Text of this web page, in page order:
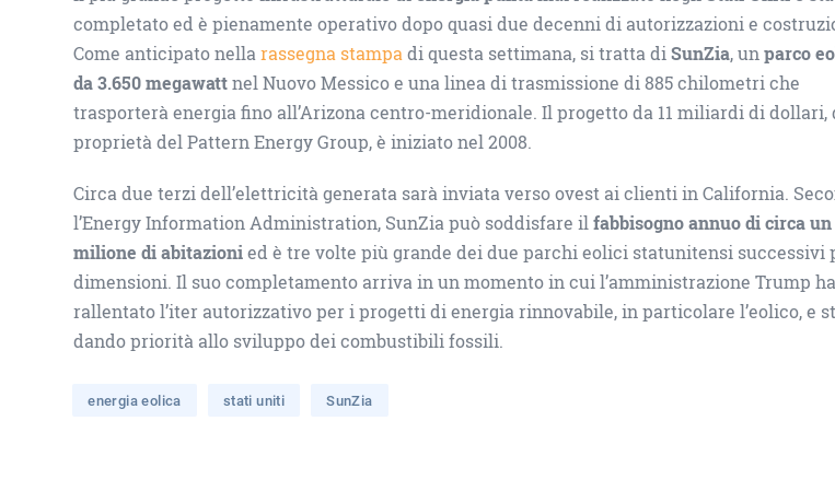
completato ed è pienamente operativo dopo quasi due decenni di autorizzazioni e
Come anticipato nellarassegna stampadi questa settimana, si tratta diSunZia, unparco
da 3.650 megawattnel Nuovo Messico e una linea di trasmissione di 885 chilometri che
trasporterà energia fino all’Arizona centro-meridionale. Il progetto da 11 miliardi di dollari,
proprietà del Pattern Energy Group, è iniziato nel 2008.
Circa due terzi dell’elettricità generata sarà inviata verso ovest ai clienti in California.
l’Energy Information Administration, SunZia può soddisfare ilfabbisogno annuo di circa un
milione di abitazionied è tre volte più grande dei due parchi eolici statunitensi successivi
dimensioni. Il suo completamento arriva in un momento in cui l’amministrazione Trump ha
rallentato l’iter autorizzativo per i progetti di energia rinnovabile, in particolare l’eolico, e
dando priorità allo sviluppo dei combustibili fossili.
energia eolica stati uniti SunZia